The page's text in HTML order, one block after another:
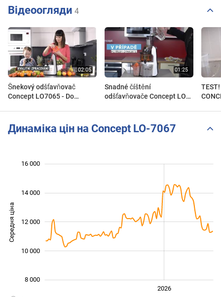
Відеоогляди 4
Šnekový odšťavňovač
Concept LO7065 - Do
Snadné číštění
odšťavňovače Concept LO
TEST! odšťavnění bezinek -
Динаміка цін на Concept LO-7067
Середня ціна 10 000
8 000
10 000
12 000
14 000
16 000
2026